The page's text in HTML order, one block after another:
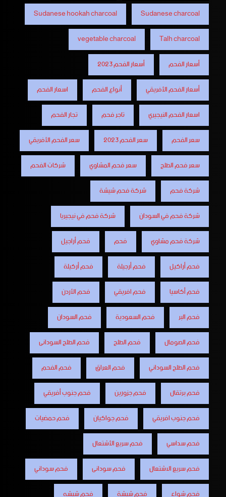
Sudanese charcoal
Sudanese hookah charcoal
Talh charcoal
vegetable charcoal
أسعار الفحم
أسعار الفحم 2023
أسعار الفحم الأفريقي
أنواع الفحم
اسعار الفحم
اسعار الفحم النيجيري
تاجر فحم
تجار الفحم
سعر الفحم
سعر الفحم 2023
سعر الفحم الأفريقي
سعر فحم الطلح
سعر فحم المشاوي
شركات الفحم
شركة فحم
شركة فحم شيشة
شركة فحم في السودان
شركة فحم في نيجيريا
شركة فحم مشاوي
فحم
فحم أراجيل
فحم أراكيل
فحم أرجيلة
فحم أركيلة
فحم أكاسيا
فحم افريقي
فحم الأردن
فحم البر
فحم السعودية
فحم السودان
فحم الصومال
فحم الطلح
فحم الطلح السودانى
فحم الطلح السوداني
فحم العراق
فحم الفحم
فحم برتقال
فحم جزورين
فحم جنوب أفريقي
فحم جنوب افريقي
فحم جواكيان
فحم حمضيات
فحم سداسي
فحم سريع الأشتعال
فحم سريع الاشتعال
فحم سودانى
فحم سوداني